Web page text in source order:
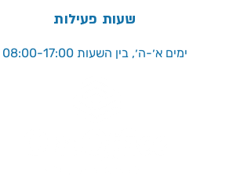
שעות פעילות
ימים א׳-ה׳, בין השעות 08:00-17:00